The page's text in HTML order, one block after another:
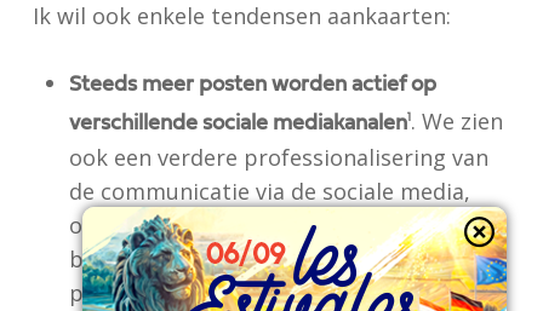
Ik wil ook enkele tendensen aankaarten:
Steeds meer posten worden actief op
verschillende sociale mediakanalen1 . We zien
ook een verdere professionalisering van
de communicatie via de sociale media,
ook via communicatie gericht naar
bepaalde doelgroepen (jongeren,
professionals, pers, etc.).. Kwantiteit en